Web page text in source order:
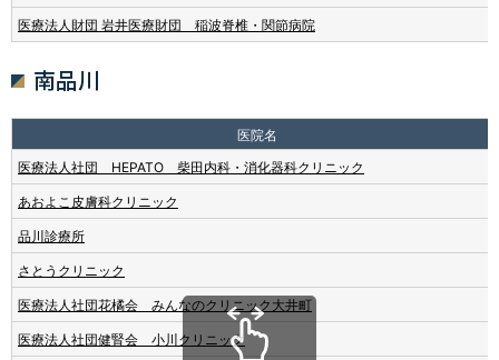
医療法人財団 岩井医療財団 稲波脊椎・関節病院
南品川
医院名
医療法人社団 HEPATO 柴田内科・消化器科クリニック
あおよこ皮膚科クリニック
品川診療所
さとうクリニック
医療法人社団花橘会 みんなのクリニック大井町
医療法人社団健腎会 小川クリニック